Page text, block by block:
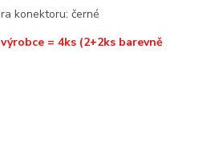
konektoru: černé
= 4ks (2+2ks barevně